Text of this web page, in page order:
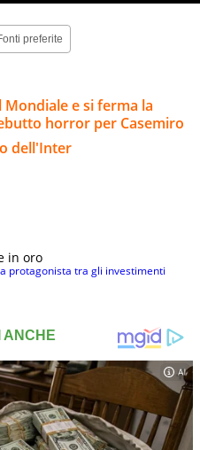
preferite
e si ferma la
horror per Casemiro
dell'Inter
in oro
protagonista tra gli investimenti